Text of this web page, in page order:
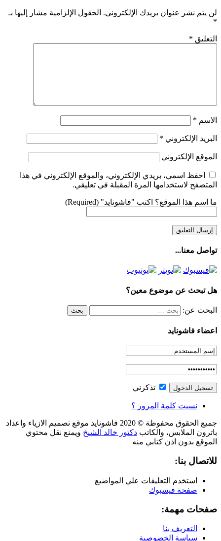
لن يتم نشر عنوان بريدك الإلكتروني. الحقول الإلزامية مشار إليها بـ
*
التعليق *
الاسم *
البريد الإلكتروني *
الموقع الإلكتروني
احفظ اسمي، بريدي الإلكتروني، والموقع الإلكتروني في هذا
المتصفح لاستخدامها المرة المقبلة في تعليقي.
ما اسم هذا الموقع؟ اكتب "فاشونايد" (Required)
تواصل معنا...
هل تبحث عن موضوع معين؟
البحث عن:
اعضاء فاشونايد
تذكرني
نسيت كلمة المرور ؟
جميع الحقوق محفوظة © 2020 فاشونايد موقع تصميم الازياء واعداد
باترون الملابس، والكاتب دكتور خالد الشيخ ويمنع نقل محتوي
الموقع بدون اذن كتابي منه
للاتصال بنا:
استخدم التعليقات علي المواضيع
صفحة فيسبوك
صفحات مهمة:
التعريف بنا
سياسة الخصوصية